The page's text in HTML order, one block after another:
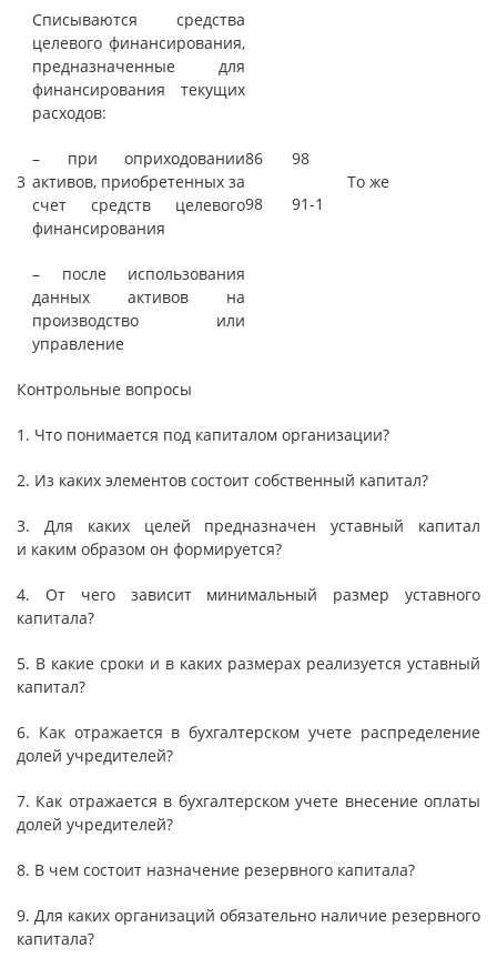
3
Списываются средства
целевого финансирования,
предназначенные для
финансирования текущих
расходов:
– при оприходовании
активов, приобретенных за
счет средств целевого
финансирования
– после использования
данных активов на
производство или
управление
86
98
98
91-1
То же
Контрольные вопросы
1. Что понимается под капиталом организации?
2. Из каких элементов состоит собственный капитал?
3. Для каких целей предназначен уставный капитал
и каким образом он формируется?
4. От чего зависит минимальный размер уставного
капитала?
5. В какие сроки и в каких размерах реализуется уставный
капитал?
6. Как отражается в бухгалтерском учете распределение
долей учредителей?
7. Как отражается в бухгалтерском учете внесение оплаты
долей учредителей?
8. В чем состоит назначение резервного капитала?
9. Для каких организаций обязательно наличие резервного
капитала?